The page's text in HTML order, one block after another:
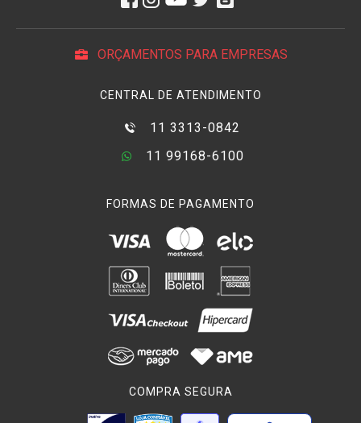
ORÇAMENTOS PARA EMPRESAS
CENTRAL DE ATENDIMENTO
11 3313-0842
11 99168-6100
FORMAS DE PAGAMENTO
COMPRA SEGURA